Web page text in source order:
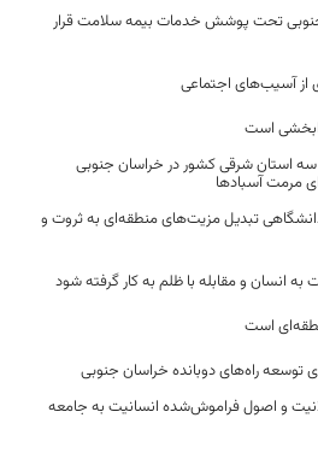
جنوبی تحت پوشش خدمات بیمه سلامت قرار
از آسیب‌های اجتماعی
است
سه استان شرقی کشور در خراسان جنوبی
مرمت آسبادها
تبدیل مزیت‌های منطقه‌ای به ثروت و
انسان و مقابله با ظلم به کار گرفته شود
است
و اصول فراموش‌شده انسانیت به جامعه